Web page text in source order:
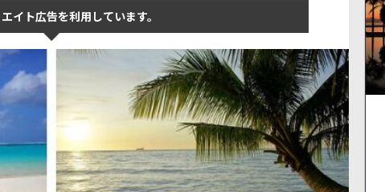
イト広告を利用しています。